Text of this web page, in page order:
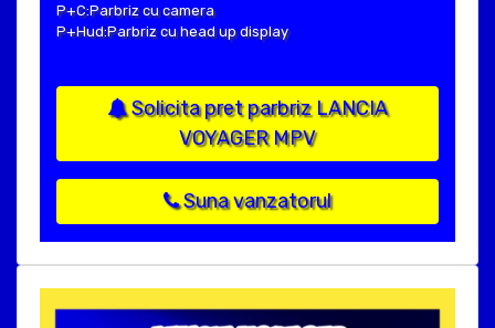
P+C:Parbriz cu camera
P+Hud:Parbriz cu head up display
Solicita pret parbriz LANCIA
VOYAGER MPV
Suna vanzatorul